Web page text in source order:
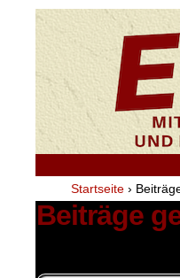
Startseite ›
Beiträge